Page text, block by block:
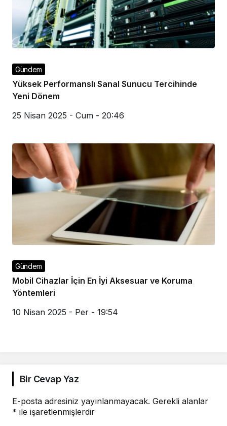
Gündem
Yüksek Performanslı Sanal Sunucu Tercihinde
Yeni Dönem
25 Nisan 2025 - Cum - 20:46
Gündem
Mobil Cihazlar İçin En İyi Aksesuar ve Koruma
Yöntemleri
10 Nisan 2025 - Per - 19:54
Bir Cevap Yaz
E-posta adresiniz yayınlanmayacak. Gerekli alanlar
* ile işaretlenmişlerdir